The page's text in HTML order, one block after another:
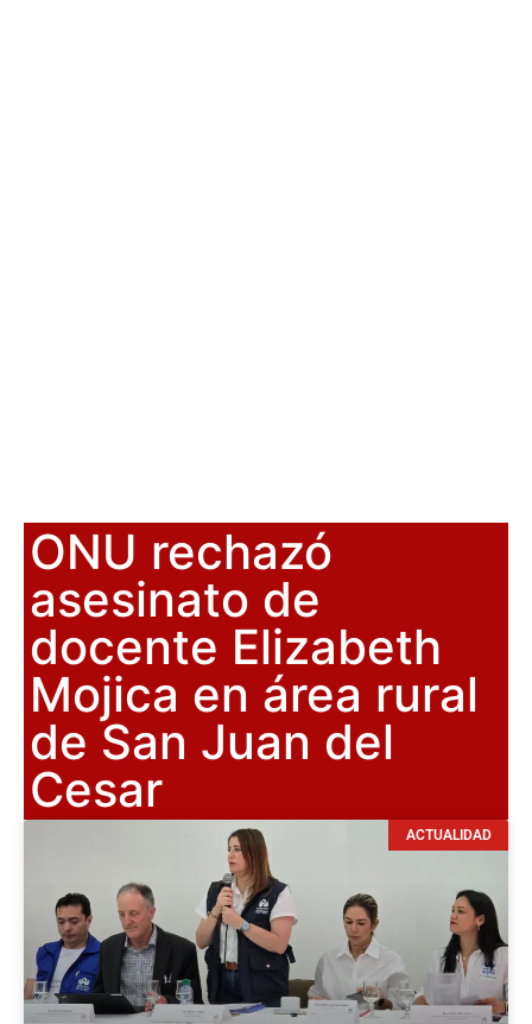
ONU rechazó
asesinato de
docente Elizabeth
Mojica en área rural
de San Juan del
Cesar
ACTUALIDAD